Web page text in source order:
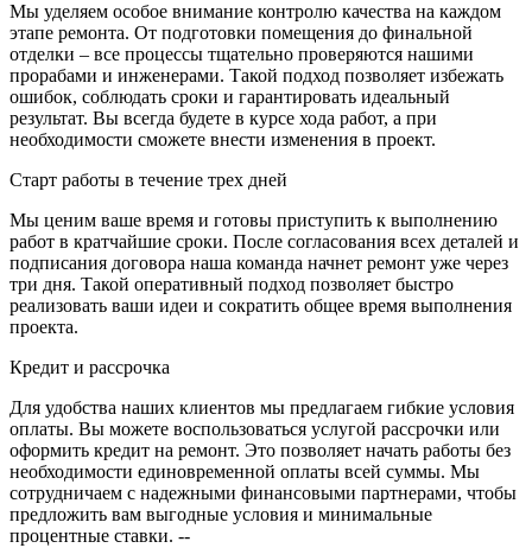
Мы уделяем особое внимание контролю качества на каждом
этапе ремонта. От подготовки помещения до финальной
отделки – все процессы тщательно проверяются нашими
прорабами и инженерами. Такой подход позволяет избежать
ошибок, соблюдать сроки и гарантировать идеальный
результат. Вы всегда будете в курсе хода работ, а при
необходимости сможете внести изменения в проект.
Старт работы в течение трех дней
Мы ценим ваше время и готовы приступить к выполнению
работ в кратчайшие сроки. После согласования всех деталей и
подписания договора наша команда начнет ремонт уже через
три дня. Такой оперативный подход позволяет быстро
реализовать ваши идеи и сократить общее время выполнения
проекта.
Кредит и рассрочка
Для удобства наших клиентов мы предлагаем гибкие условия
оплаты. Вы можете воспользоваться услугой рассрочки или
оформить кредит на ремонт. Это позволяет начать работы без
необходимости единовременной оплаты всей суммы. Мы
сотрудничаем с надежными финансовыми партнерами, чтобы
предложить вам выгодные условия и минимальные
процентные ставки. --